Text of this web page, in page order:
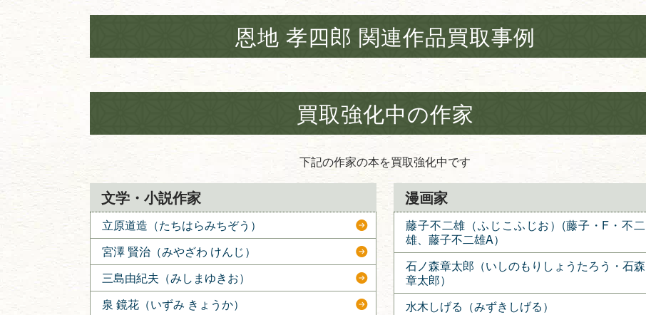
恩地 孝四郎 関連作品買取事例
買取強化中の作家
下記の作家の本を買取強化中です
文学・小説作家
立原道造（たちはらみちぞう）
宮澤 賢治（みやざわ けんじ）
三島由紀夫（みしまゆきお）
泉 鏡花（いずみ きょうか）
漫画家
藤子不二雄（ふじこふじお）(藤子・F・不二
雄、藤子不二雄A）
石ノ森章太郎（いしのもりしょうたろう・石森
章太郎）
水木しげる（みずきしげる）